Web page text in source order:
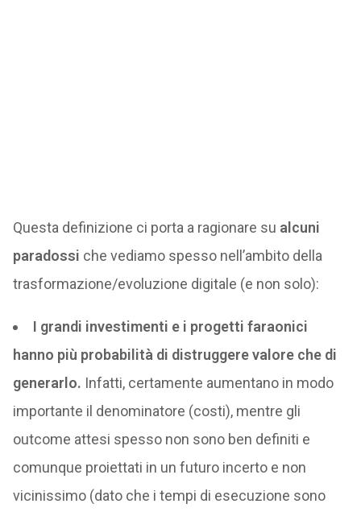
Questa definizione ci porta a ragionare su alcuni
paradossi che vediamo spesso nell’ambito della
trasformazione/evoluzione digitale (e non solo):
I grandi investimenti e i progetti faraonici
hanno più probabilità di distruggere valore che di
generarlo. Infatti, certamente aumentano in modo
importante il denominatore (costi), mentre gli
outcome attesi spesso non sono ben definiti e
comunque proiettati in un futuro incerto e non
vicinissimo (dato che i tempi di esecuzione sono